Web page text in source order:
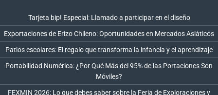
Tarjeta bip! Especial: Llamado a participar en el diseño
Exportaciones de Erizo Chileno: Oportunidades en Mercados Asiáticos
Patios escolares: El regalo que transforma la infancia y el aprendizaje
Portabilidad Numérica: ¿Por Qué Más del 95% de las Portaciones Son
Móviles?
FEXMIN 2026: Lo que debes saber sobre la Feria de Exploraciones y